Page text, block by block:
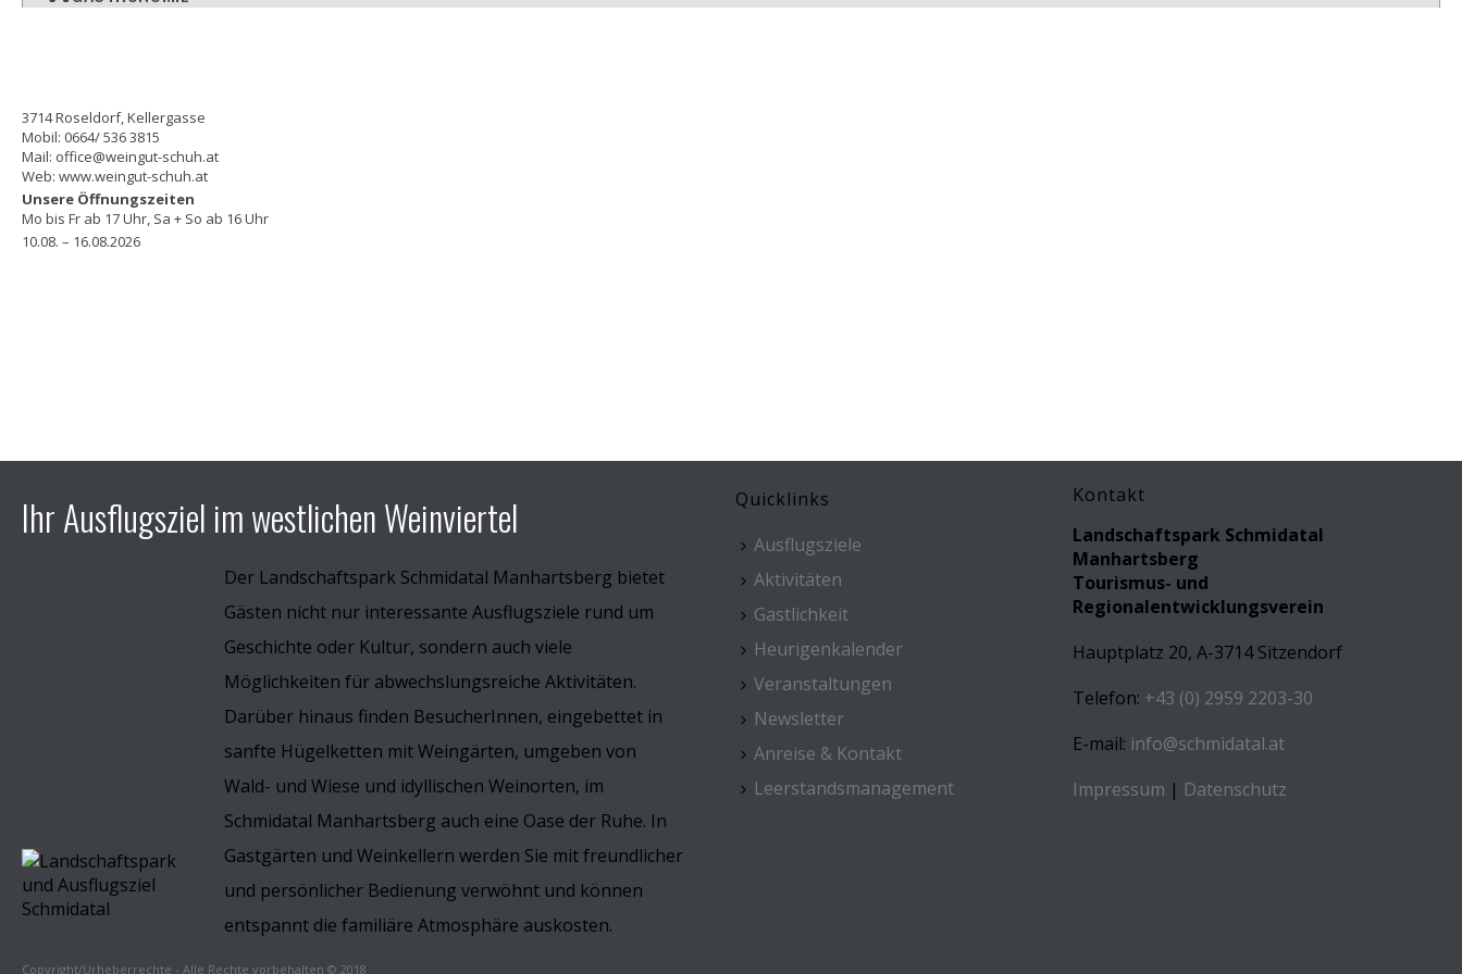
3714 Roseldorf, Kellergasse
Mobil: 0664/ 536 3815
Mail: office@weingut-schuh.at
Web: www.weingut-schuh.at
Unsere Öffnungszeiten
Mo bis Fr ab 17 Uhr, Sa + So ab 16 Uhr
10.08. – 16.08.2026
Ihr Ausflugsziel im westlichen Weinviertel
Der Landschaftspark Schmidatal Manhartsberg bietet
Gästen nicht nur interessante Ausflugsziele rund um
Geschichte oder Kultur, sondern auch viele
Möglichkeiten für abwechslungsreiche Aktivitäten.
Darüber hinaus finden BesucherInnen, eingebettet in
sanfte Hügelketten mit Weingärten, umgeben von
Wald- und Wiese und idyllischen Weinorten, im
Schmidatal Manhartsberg auch eine Oase der Ruhe. In
Gastgärten und Weinkellern werden Sie mit freundlicher
und persönlicher Bedienung verwöhnt und können
entspannt die familiäre Atmosphäre auskosten.
Copyright/Urheberrechte - Alle Rechte vorbehalten © 2018
Quicklinks
Ausflugsziele
Aktivitäten
Gastlichkeit
Heurigenkalender
Veranstaltungen
Newsletter
Anreise & Kontakt
Leerstandsmanagement
Kontakt
Landschaftspark Schmidatal
Manhartsberg
Tourismus- und
Regionalentwicklungsverein
Hauptplatz 20, A-3714 Sitzendorf
Telefon: +43 (0) 2959 2203-30
E-mail: info@schmidatal.at
Impressum | Datenschutz